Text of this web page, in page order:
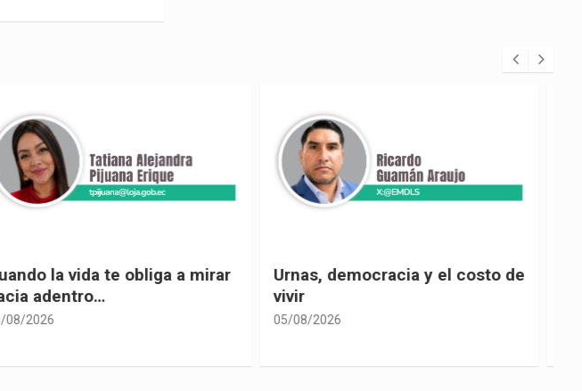
Urnas, democracia y el costo de
vivir
05/08/2026
El país de las explicaciones
convenientes
05/08/2026